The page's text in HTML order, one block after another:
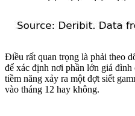
Điều rất quan trọng là phải theo
để xác định nơi phần lớn giá
tiềm năng xảy ra một đợt siết
vào tháng 12 hay không.